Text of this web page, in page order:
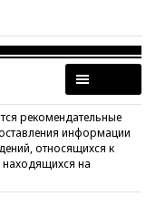
рекомендательные
информации
относящихся к
находящихся на